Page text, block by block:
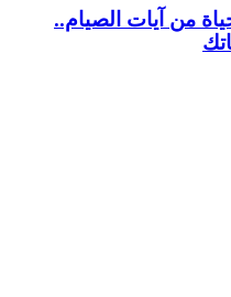
من آيات الصيام..